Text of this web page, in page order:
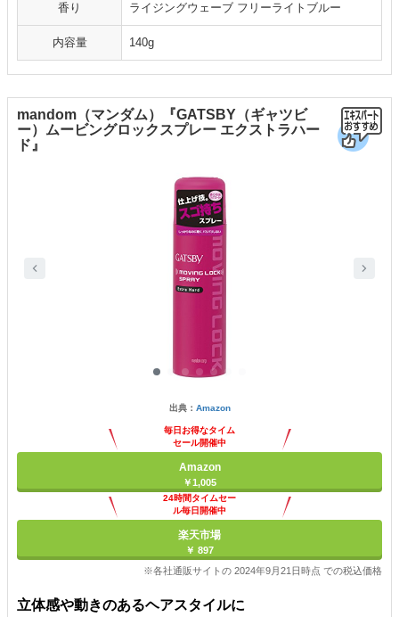
香り ライジングウェーブ フリーライトブルー
内容量 140g
mandom（マンダム）『GATSBY（ギャツビ
ー）ムービングロックスプレー エクストラハー
ド』
出典： Amazon
毎日お得なタイム
セール開催中
Amazon
￥1,005
24時間タイムセー
ル毎日開催中
楽天市場
￥ 897
※各社通販サイトの 2024年9月21日時点 での税込価格
立体感や動きのあるヘアスタイルに